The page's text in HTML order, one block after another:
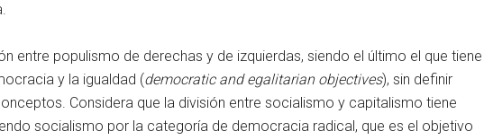
entre populismo de derechas y de izquierdas, siendo el último el que tiene
y la igualdad (democratic and egalitarian objectives), sin definir
Considera que la división entre socialismo y capitalismo tiene
socialismo por la categoría de democracia radical, que es el objetivo